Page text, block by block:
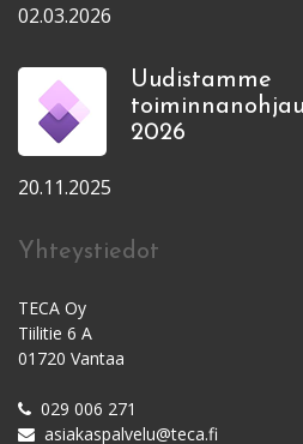
02.03.2026
Uudistamme
2026
20.11.2025
Yhteystiedot
TECA Oy
Tiilitie 6 A
01720 Vantaa
029 006 271
asiakaspalvelu@teca.fi